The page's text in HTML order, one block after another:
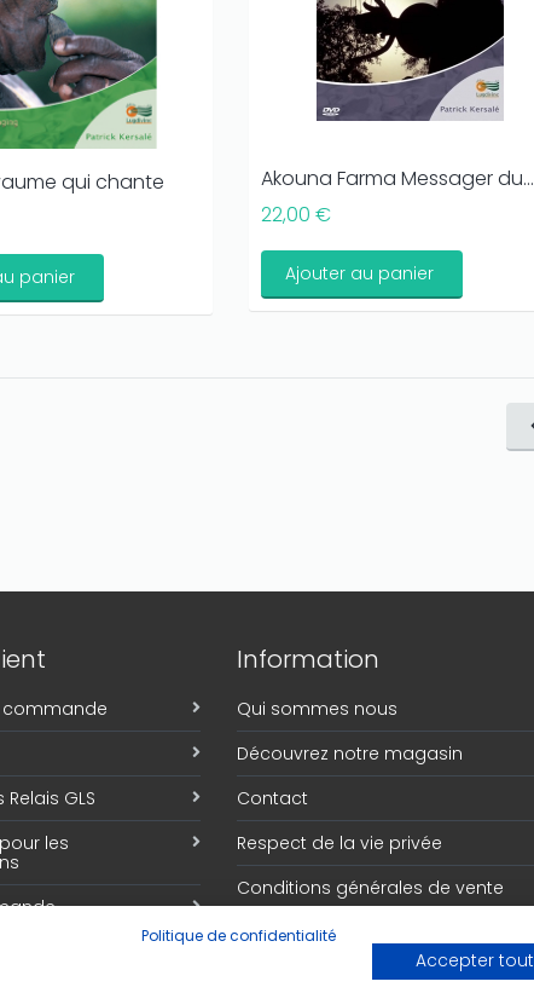
qui chante
panier
Akouna Farma Messager du...
22,00 €
Ajouter au panier
commande
GLS
les
Information
Qui sommes nous
Découvrez notre magasin
Contact
Respect de la vie privée
Conditions générales de vente
Politique de confidentialité
Accepter tout